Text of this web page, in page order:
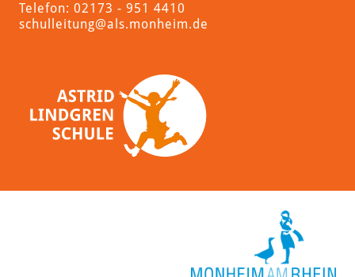
Telefon: 02173 - 951 4410
schulleitung@als.monheim.de